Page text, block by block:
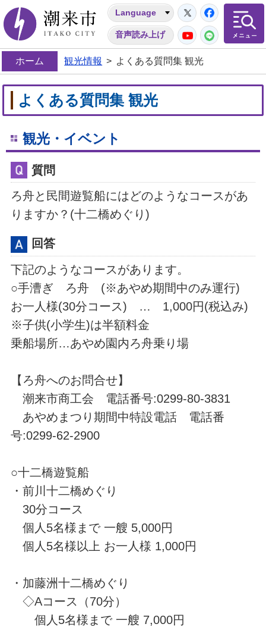
潮来市
Language
音声読み上げ
Twitter
YouTube
LINE
ホーム 観光情報 > よくある質問集 観光
よくある質問集 観光
観光・イベント
質問
ろ舟と民間遊覧船にはどのようなコースがあ
りますか？(十二橋めぐり)
回答
下記のようなコースがあります。
○手漕ぎ ろ舟 (※あやめ期間中のみ運行)
お一人様(30分コース) … 1,000円(税込み)
※子供(小学生)は半額料金
乗船場所…あやめ園内ろ舟乗り場
【ろ舟へのお問合せ】
潮来市商工会 電話番号:0299-80-3831
あやめまつり期間中特設電話 電話番
号:0299-62-2900
○十二橋遊覧船
・前川十二橋めぐり
30分コース
個人5名様まで 一艘 5,000円
個人5名様以上 お一人様 1,000円
・加藤洲十二橋めぐり
◇Aコース（70分）
個人5名様まで 一艘 7,000円